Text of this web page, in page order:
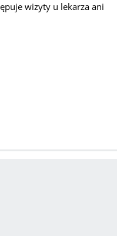
wizyty u lekarza ani